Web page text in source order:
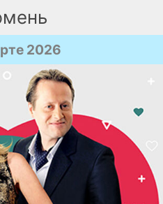
2026